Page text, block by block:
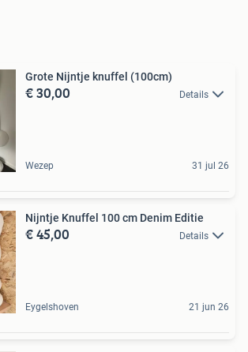
Grote Nijntje knuffel (100cm)
€ 30,00 Details
Wezep 31 jul 26
Nijntje Knuffel 100 cm Denim Editie
€ 45,00 Details
Eygelshoven 21 jun 26